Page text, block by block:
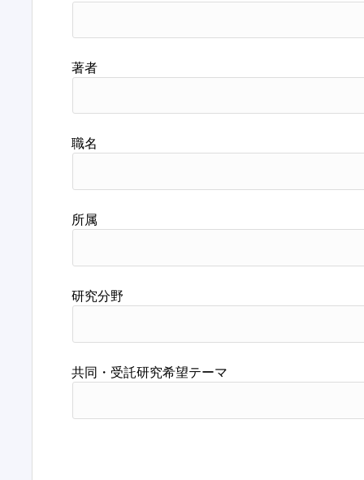
著者
職名
所属
研究分野
共同・受託研究希望テーマ